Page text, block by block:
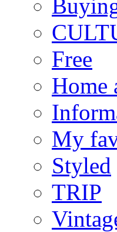
Free
Home
My
Styled
TRIP